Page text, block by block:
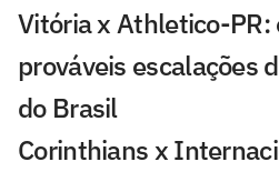
Vitória x Athletico-PR:
prováveis escalações
do Brasil
Corinthians x